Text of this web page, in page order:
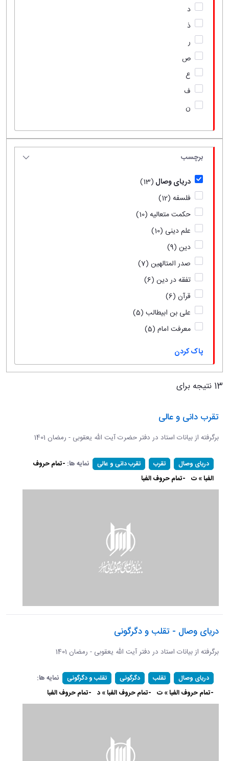
د
ذ
ر
ص
ع
ف
ن
برچسب
دریای وصال (13)
فلسفه (12)
حکمت متعالیه (10)
علم دینی (10)
دین (9)
صدر المتالهین (7)
تفقه در دین (6)
قرآن (6)
علی بن ابیطالب (5)
معرفت امام (5)
پاک کردن
13 نتیجه برای
تقرب دانی و عالی
برگرفته از بیانات استاد در دفتر حضرت آیت الله یعقوبی - رمضان 1401
دریای وصال تقرب تقرب دانی و عالی نمایه ها: -تمام حروف
الفبا » ت -تمام حروف الفبا
دریای وصال - تقلب و دگرگونی
برگرفته از بیانات استاد در دفتر آیت الله یعقوبی - رمضان 1401
دریای وصال تقلب دگرگونی تقلب و دگرگونی
نمایه ها:
-تمام حروف الفبا » ت -تمام حروف الفبا » د -تمام حروف الفبا